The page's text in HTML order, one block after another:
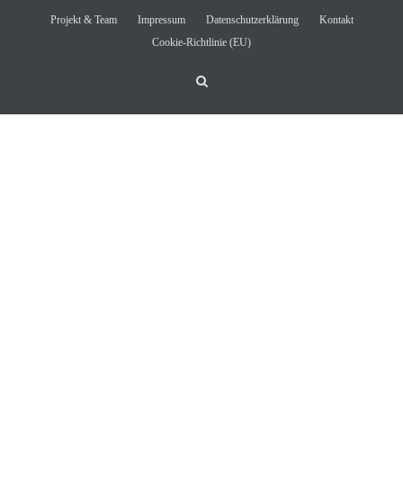
Projekt & Team Impressum Datenschutzerklärung
Kontakt
Cookie-Richtlinie (EU)